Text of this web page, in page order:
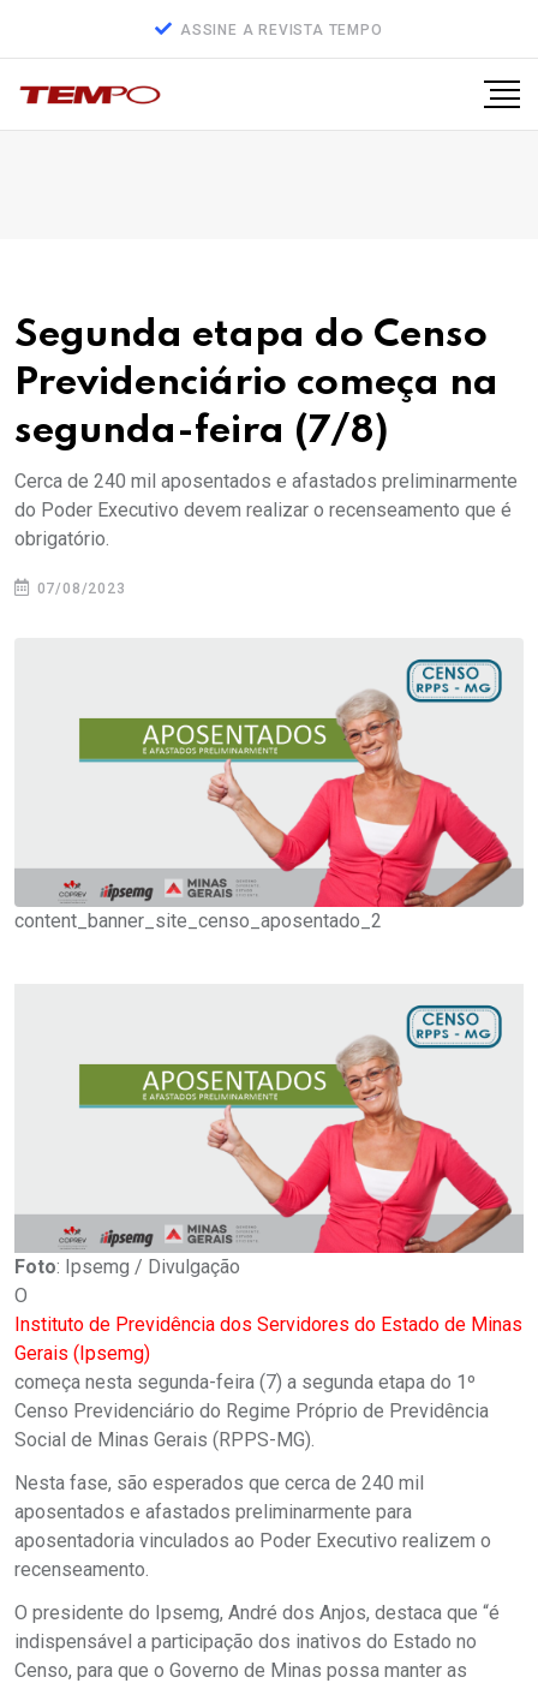
ASSINE A REVISTA TEMPO
Segunda etapa do Censo
Previdenciário começa na
segunda-feira (7/8)
Cerca de 240 mil aposentados e afastados preliminarmente
do Poder Executivo devem realizar o recenseamento que é
obrigatório.
07/08/2023
content_banner_site_censo_aposentado_2
Foto: Ipsemg / Divulgação
O
Instituto de Previdência dos Servidores do Estado de Minas
Gerais (Ipsemg)
começa nesta segunda-feira (7) a segunda etapa do 1º
Censo Previdenciário do Regime Próprio de Previdência
Social de Minas Gerais (RPPS-MG).
Nesta fase, são esperados que cerca de 240 mil
aposentados e afastados preliminarmente para
aposentadoria vinculados ao Poder Executivo realizem o
recenseamento.
O presidente do Ipsemg, André dos Anjos, destaca que “é
indispensável a participação dos inativos do Estado no
Censo, para que o Governo de Minas possa manter as